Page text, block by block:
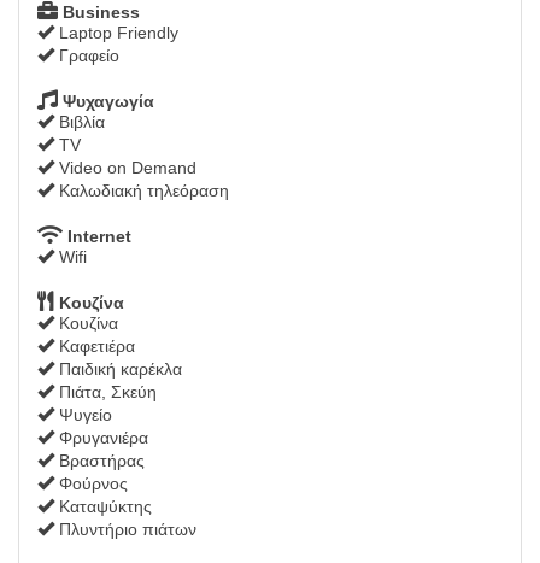
Business
Laptop Friendly
Γραφείο
Ψυχαγωγία
Βιβλία
TV
Video on Demand
Καλωδιακή τηλεόραση
Internet
Wifi
Κουζίνα
Κουζίνα
Καφετιέρα
Παιδική καρέκλα
Πιάτα, Σκεύη
Ψυγείο
Φρυγανιέρα
Βραστήρας
Φούρνος
Καταψύκτης
Πλυντήριο πιάτων